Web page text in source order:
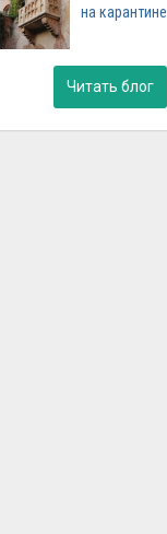
на карантине
Читать блог